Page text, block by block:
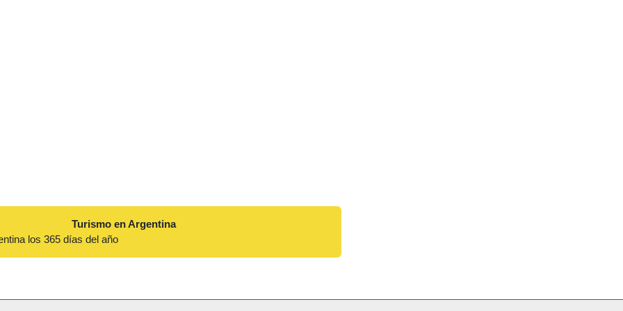
Turismo en Argentina
los 365 días del año